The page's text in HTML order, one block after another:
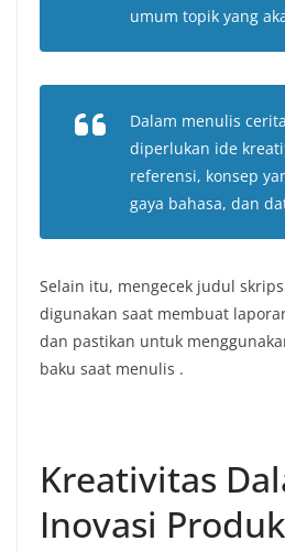
umum topik yang
Dalam menulis
diperlukan ide
referensi, konsep
gaya bahasa, dan
Selain itu, mengecek judul
digunakan saat membuat
dan pastikan untuk
baku saat menulis .
Kreativitas
Inovasi Produk